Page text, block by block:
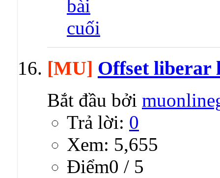
[MU] Offset liberar
Bắt đầu bởi
Trả lời: 0
Xem: 5,655
Ðiểm0 / 5